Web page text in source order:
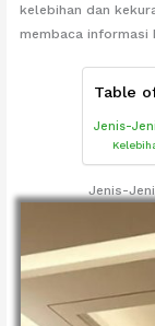
kelebihan dan
membaca informasi
Table
Jenis-
Jenis-